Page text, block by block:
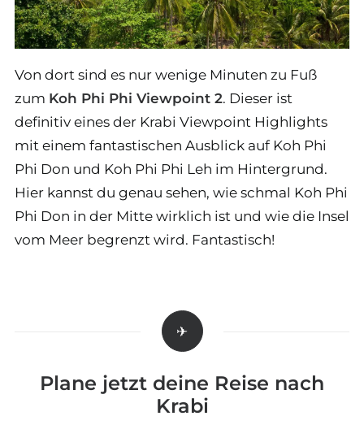
Von dort sind es nur wenige Minuten zu Fuß
zum Koh Phi Phi Viewpoint 2. Dieser ist
definitiv eines der Krabi Viewpoint Highlights
mit einem fantastischen Ausblick auf Koh Phi
Phi Don und Koh Phi Phi Leh im Hintergrund.
Hier kannst du genau sehen, wie schmal Koh Phi
Phi Don in der Mitte wirklich ist und wie die Insel
vom Meer begrenzt wird. Fantastisch!
Plane jetzt deine Reise nach
Krabi